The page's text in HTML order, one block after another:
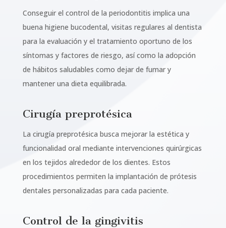
Conseguir el control de la periodontitis implica una
buena higiene bucodental, visitas regulares al dentista
para la evaluación y el tratamiento oportuno de los
síntomas y factores de riesgo, así como la adopción
de hábitos saludables como dejar de fumar y
mantener una dieta equilibrada.
Cirugía preprotésica
La cirugía preprotésica busca mejorar la estética y
funcionalidad oral mediante intervenciones quirúrgicas
en los tejidos alrededor de los dientes. Estos
procedimientos permiten la implantación de prótesis
dentales personalizadas para cada paciente.
Control de la gingivitis